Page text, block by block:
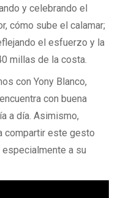
y celebrando el
cómo sube el calamar;
el esfuerzo y la
millas de la costa.
con Yony Blanco,
con buena
a día. Asimismo,
compartir este gesto
a su